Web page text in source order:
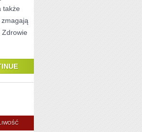
SPORTOWCÓW
także
Zdrowie